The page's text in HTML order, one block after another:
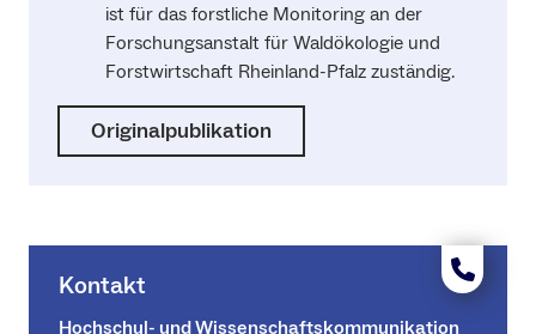
ist für das forstliche Monitoring an der
Forschungsanstalt für Waldökologie und
Forstwirtschaft Rheinland-Pfalz zuständig.
Originalpublikation
Kontakt
Hochschul- und Wissenschaftskommunikation